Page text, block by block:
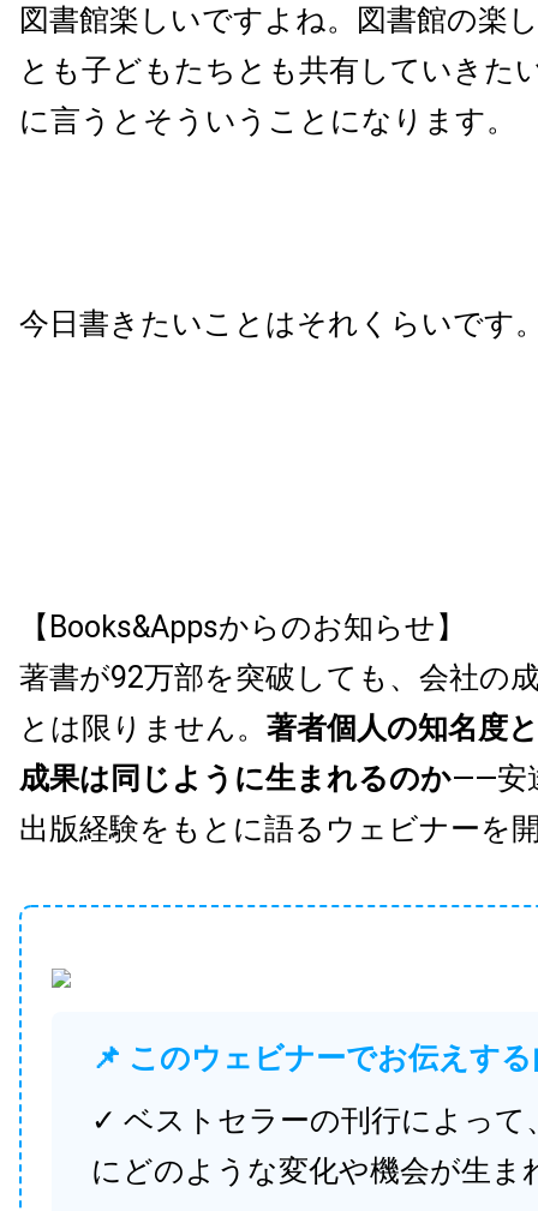
図書館楽しいですよね。図書館の楽
とも子どもたちとも共有していきた
に言うとそういうことになります。
今日書きたいことはそれくらいです
【Books&Appsからのお知らせ】
著書が92万部を突破しても、会社の
とは限りません。 著者個人の知名度
成果は同じように生まれるのか——安
出版経験をもとに語るウェビナーを
📌 このウェビナーでお伝えす
✓ ベストセラーの刊行によって
にどのような変化や機会が生ま